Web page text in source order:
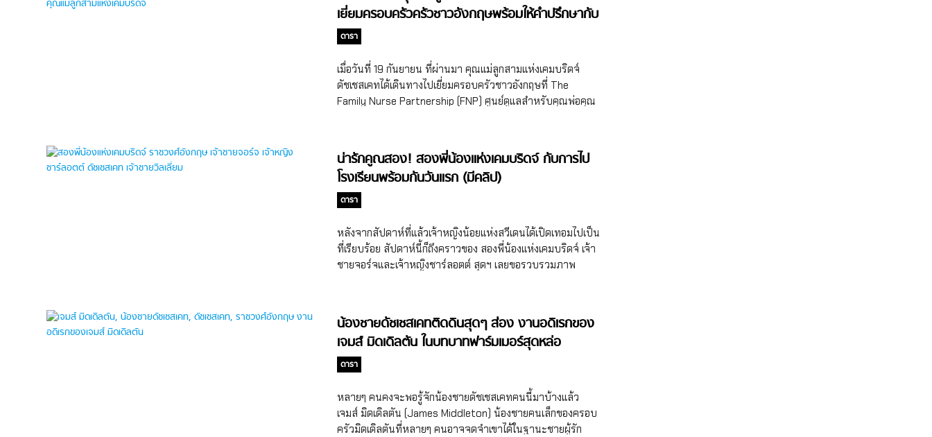
คู่นั้นแตกต่างกัน การแยกตัวเพื่อดำเนินโครงการในเส้นทางของ
ตนเองอาจจะตอบโจทย์และสามารถสร้างการเปลี่ยนแปลงได้
ตามจุดประสงค์ของโครงการนั่นเอง ความจริงแล้วเจ้าชายแฮร์รี่
และดัชเชสเมแกน ดยุกและดัชเชสแห่งซัสเซ็กส์ได้เปิดตัว Sussex
Royal The Foundation ซึ่งเป็นองค์กรการกุศลของดยุกและ
ดัชเชสแห่งซัสเซ็กส์โดยตรงตั้งแต่เมื่อช่วงเดือนกรกฎาคม ปี 2019
ถึงแม้ว่า Royal Foundation จะก่อตั้งโดยสองพี่น้องแห่งราชวงศ์
โดยมีพระชายาคอยสนับสนุนกิจกรรมการกุศลต่างๆ ของทั้ง
สองพระองค์ ข้อมูลบางส่วนจาก People Text: Seasons
ขณะเดินทางไปร่วมงาน The Naming Ceremony For The
RSS Sir David Attenborough เราก็ได้เห็น ชุดเก่งขอ
งดัชเชสเคท ซึ่งเป็นโค้ทเดรสสีฟ้าที่ดัชเชสเคทใส่มาตั้งแต่ปี 2014
เมื่อวันที่ 26 กันยายน 2562 ที่ผ่านมาเจ้าชายวิลเลี่ยมดยุกแห่ง
เคมบริดจ์ได้เสด็จร่วมงาน The Naming Ceremony For The
RSS Sir David Attenborough พร้อมกับดัชเชสเคทแห่งเคม
งดัชเชสเคทในการร่วมงาน Trooping The Colour แต่ละปีก็
เห็นดัชเชสเคทในโค้ทเดรสสวยๆ จาก […]
เยี่ยมครอบครัวครัวชาวอังกฤษพร้อมให้คำปรึกษากับ
เหล่าพ่อแม่มือใหม่
ดารา
เมื่อวันที่ 19 กันยายน ที่ผ่านมา คุณแม่ลูกสามแห่งเคมบริดจ์
ดัชเชสเคทได้เดินทางไปเยี่ยมครอบครัวชาวอังกฤษที่ The
Family Nurse Partnership (FNP) ศูนย์ดูแลสำหรับคุณพ่อคุณ
Partnership (FNP) จัดตั้งขึ้นเพื่อเป็นศูนย์ที่ให้พ่อแม่มือใหม่ได้
มาเจอผู้เชี่ยวชาญรวมถึงอาสาสมัครที่มีความเชี่ยวชาญในการ
เลี้ยงดูเด็ก โดยครอบครัวที่เข้าร่วมโครงการจะได้รับการดูแล
ตั้งแต่ช่วงตั้งครรภ์จนกระทั่งลูกของพวกเขามีอายุ 2 ปี โดย
โครงการนี้มีเป้าหมายที่จะสร้างสุขภาพที่ดีให้แก่เหล่าคุณแม่ตั้ง
ครรภ์และให้เด็กๆ ที่คลอดออกมามีสุขภาพแข็งแรงและมี
พัฒนาการที่ดี งานนี้ คุณแม่ลูกสามแห่งเคมบริดจ์ ดัชเชสเคทผู้
เป็นมารดาของเจ้าชายจอร์จ เจ้าหญิงชาร์ลอตต์ และเจ้าชาย
โครงการให้มีประสิทธิภาพและมีประโยชน์กับชุมชนมากยิ่งขึ้น
ดัชเชสเคทได้พูดคุยกับ Amina คุณแม่ที่เคยได้รับการสนับสนุน
จากโครงการ FNP ในช่วง 2 ปีแรกของการให้กำเนิด Ramira
ลูกสาวของเธอ โดยคุณแม่คนดังกล่าวได้เล่าว่าขณะที่เธอตั้งท้อง
เธอได้รับการช่วยเหลือดูแลจากทีมงาน FNP รวมถึงได้รับความ
ช่วยเหลือจากพยาบาลที่คอยดูแลเธอ ในการหาที่พักที่เหมาะสม
กับเธออีกด้วย โครงการ FNP ได้เปลี่ยนชีวิตของเธอและลูก […]
น่ารักคูณสอง! สองพี่น้องแห่งเคมบริดจ์ กับการไป
โรงเรียนพร้อมกันวันแรก (มีคลิป)
ดารา
หลังจากสัปดาห์ที่แล้วเจ้าหญิงน้อยแห่งสวีเดนได้เปิดเทอมไปเป็น
ที่เรียบร้อย สัปดาห์นี้ก็ถึงคราวของ สองพี่น้องแห่งเคมบริดจ์ เจ้า
ชายจอร์จและเจ้าหญิงชาร์ลอตต์ สุดฯ เลยขอรวบรวมภาพ
กันยายน 2562 ที่ผ่านมา เจ้าชายวิลเลี่ยมและดัชเชสเคทแห่ง
เคมบริดจ์ได้เดินทางไปยังโรงเรียน Thomas’s Battersea ซึ่ง
ห่างจากพระราชวังเคนซิงตันซึ่งเป็นที่ประทับของครอบครัวขอ
งดยุกและดัชเชสแห่งเคมบริดจ์ไม่กี่กิโลเมตรเท่านั้น เพื่อส่งลูกๆ
ทั้งสองพระองค์ โดยนี่ถือเป็นปีที่สองของเจ้าชายจอร์จ ณ
โรงเรียนแห่งนี้ (อ่านเรื่องราวเกี่ยวกับโรงเรียน Thomas’s
Battersea ของ สองพี่น้องแห่งเคมบริดจ์ได้ที่นี่…คลิก) เจ้าหญิง
พระองค์เดียวของเคมบริดจ์เดินทางมาเรียนวันแรกทั้งที งานนี้ด
น้องชายดัชเชสเคทติดดินสุดๆ ส่อง งานอดิเรกของ
เจมส์ มิดเดิลตัน ในบทบาทฟาร์มเมอร์สุดหล่อ
ดารา
หลายๆ คนคงจะพอรู้จักน้องชายดัชเชสเคทคนนี้มาบ้างแล้ว
เจมส์ มิดเดิลตัน (James Middleton) น้องชายคนเล็กของครอบ
ครัวมิดเดิลตันที่หลายๆ คนอาจจดจำเขาได้ในฐานะชายผู้รัก